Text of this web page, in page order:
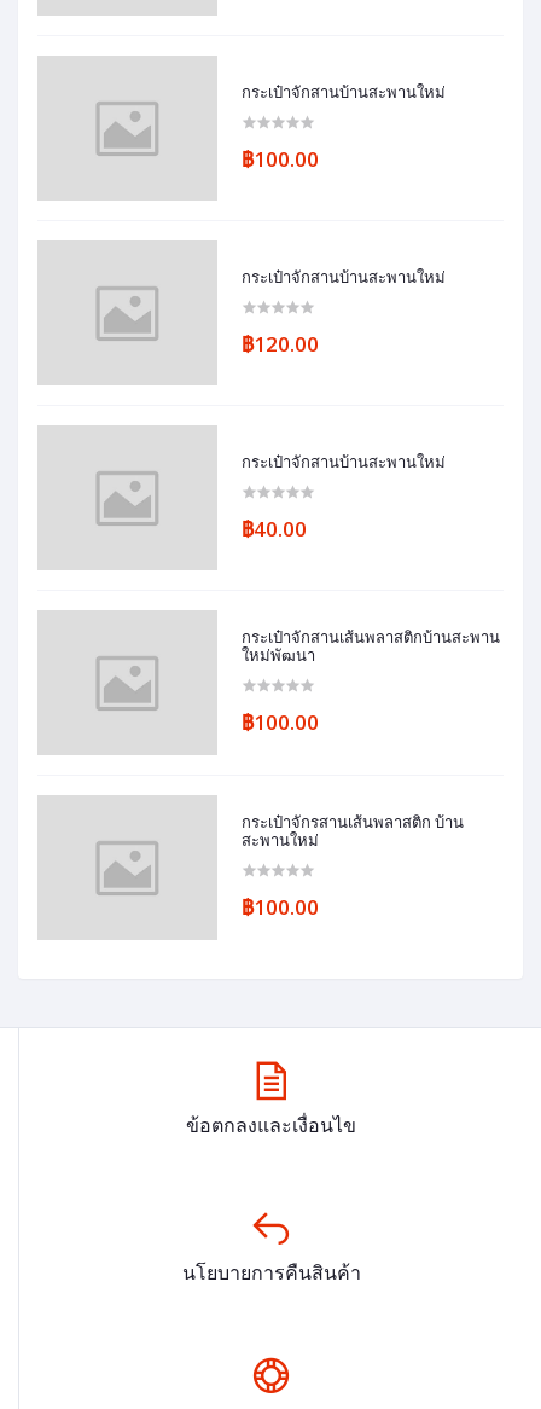
กระเป๋าจักสานบ้านสะพานใหม่
฿100.00
กระเป๋าจักสานบ้านสะพานใหม่
฿120.00
กระเป๋าจักสานบ้านสะพานใหม่
฿40.00
กระเป๋าจักสานเส้นพลาสติกบ้านสะพาน
ใหม่พัฒนา
฿100.00
กระเป๋าจักรสานเส้นพลาสติก บ้าน
สะพานใหม่
฿100.00
ข้อตกลงและเงื่อนไข
นโยบายการคืนสินค้า